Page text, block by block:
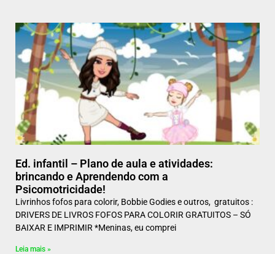
Ed. infantil – Plano de aula e atividades:
brincando e Aprendendo com a
Psicomotricidade!
Livrinhos fofos para colorir, Bobbie Godies e outros, gratuitos :
DRIVERS DE LIVROS FOFOS PARA COLORIR GRATUITOS – SÓ
BAIXAR E IMPRIMIR *Meninas, eu comprei
Leia mais »